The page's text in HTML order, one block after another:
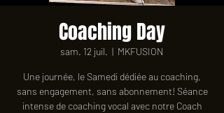
Coaching Day
sam. 12 juil.
  |
MKFUSION
Une journée, le Samedi dédiée au coaching,
sans engagement, sans abonnement! Séance
intense de coaching vocal avec notre Coach